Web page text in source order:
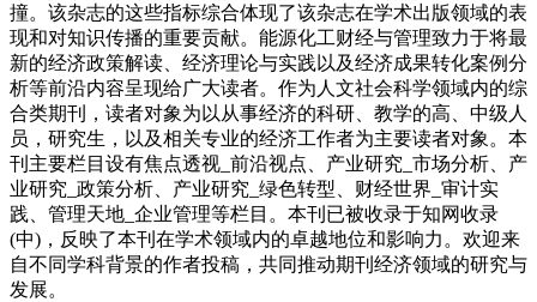
撞。该杂志的这些指标综合体现了该杂志在学术出版领域的表
现和对知识传播的重要贡献。能源化工财经与管理致力于将最
新的经济政策解读、经济理论与实践以及经济成果转化案例分
析等前沿内容呈现给广大读者。作为人文社会科学领域内的综
合类期刊，读者对象为以从事经济的科研、教学的高、中级人
员，研究生，以及相关专业的经济工作者为主要读者对象。本
刊主要栏目设有焦点透视_前沿视点、产业研究_市场分析、产
业研究_政策分析、产业研究_绿色转型、财经世界_审计实
践、管理天地_企业管理等栏目。本刊已被收录于知网收录
(中)，反映了本刊在学术领域内的卓越地位和影响力。欢迎来
自不同学科背景的作者投稿，共同推动期刊经济领域的研究与
发展。